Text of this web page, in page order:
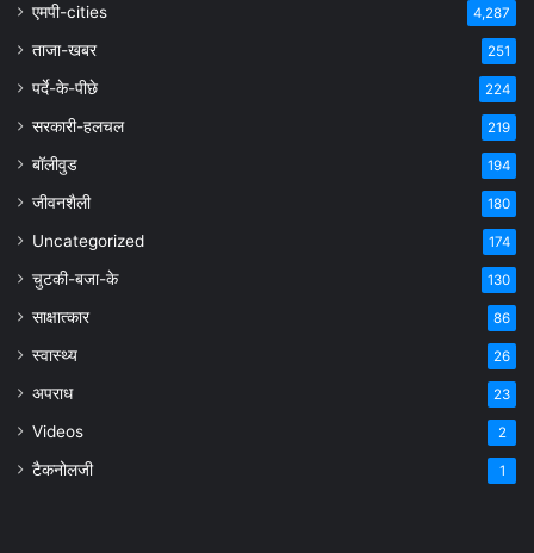
एमपी-cities 4,287
ताजा-खबर 251
पर्दे-के-पीछे 224
सरकारी-हलचल 219
बॉलीवुड 194
जीवनशैली 180
Uncategorized 174
चुटकी-बजा-के 130
साक्षात्कार 86
स्वास्थ्य 26
अपराध 23
Videos 2
टैकनोलजी 1